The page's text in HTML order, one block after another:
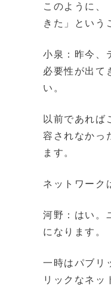
このように、
きた」という
小泉：昨今、
必要性が出て
い。
以前であれば
容されなかっ
ます。
ネットワーク
河野：はい。
になります。
一時はパブリ
リックなネッ